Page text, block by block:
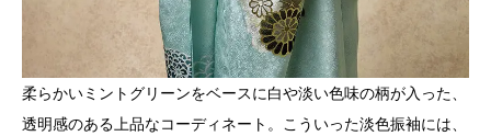
柔らかいミントグリーンをベースに白や淡い色味の柄が入った、
透明感のある上品なコーディネート。こういった淡色振袖には、